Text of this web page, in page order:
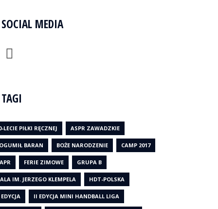
SOCIAL MEDIA
TAGI
LECIE PIŁKI RĘCZNEJ ASPR ZAWADZKIE
BARAN BOŻE NARODZENIE CAMP 2017
FERIE ZIMOWE GRUPA B
IM. JERZEGO KLEMPELA HDT-POLSKA
II EDYCJA MINI HANDBALL LIGA